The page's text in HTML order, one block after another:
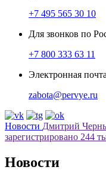
+7 495 565 30 10
Для звонков по
+7 800 333 63 11
Электронная почта
zabota@pervye.ru
Новости Дмитрий
зарегистрировано 244
Новости